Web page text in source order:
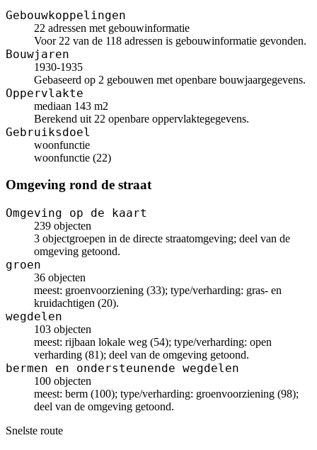
Gebouwkoppelingen
22 adressen met gebouwinformatie
Voor 22 van de 118 adressen is gebouwinformatie gevonden.
Bouwjaren
1930-1935
Gebaseerd op 2 gebouwen met openbare bouwjaargegevens.
Oppervlakte
mediaan 143 m2
Berekend uit 22 openbare oppervlaktegegevens.
Gebruiksdoel
woonfunctie
woonfunctie (22)
Omgeving rond de straat
Omgeving op de kaart
239 objecten
3 objectgroepen in de directe straatomgeving; deel van de
omgeving getoond.
groen
36 objecten
meest: groenvoorziening (33); type/verharding: gras- en
kruidachtigen (20).
wegdelen
103 objecten
meest: rijbaan lokale weg (54); type/verharding: open
verharding (81); deel van de omgeving getoond.
bermen en ondersteunende wegdelen
100 objecten
meest: berm (100); type/verharding: groenvoorziening (98);
deel van de omgeving getoond.
Snelste route